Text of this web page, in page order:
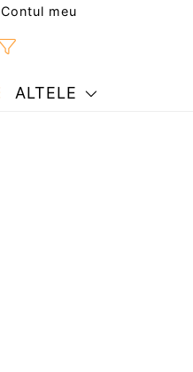
Contul meu
ALTELE